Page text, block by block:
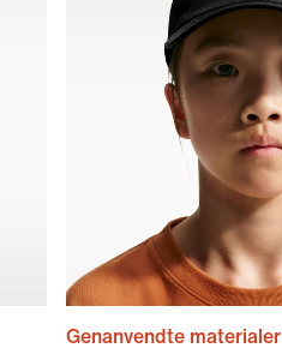
Genanvendte materialer